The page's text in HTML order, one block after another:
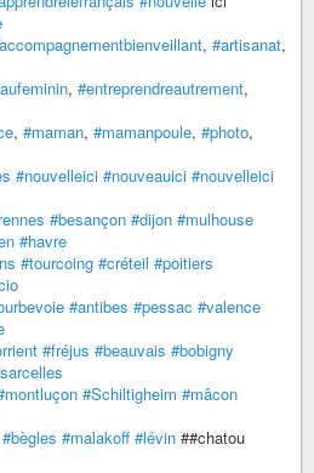
, #artisanat,
, #entreprendreautrement,
, #maman, #mamanpoule, #photo,
#nouvelleici #nouveauici #nouvelleici
#besançon #dijon #mulhouse
#havre
#tourcoing #créteil #poitiers
#antibes #pessac #valence
#fréjus #beauvais #bobigny
#Schiltigheim #mâcon
#bègles #malakoff #lévin ##chatou